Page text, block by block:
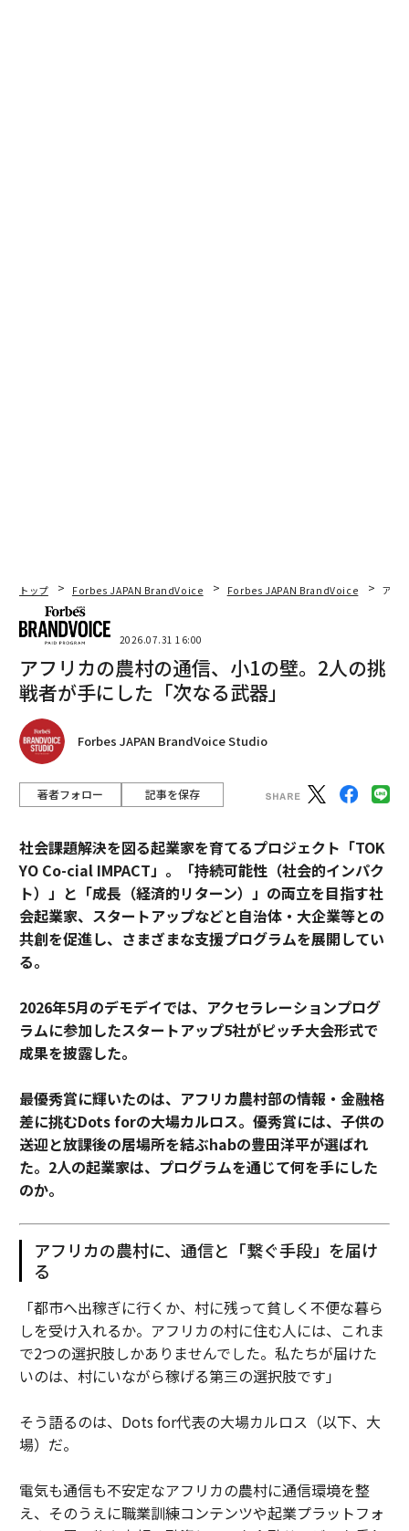
トップ Forbes JAPAN BrandVoice Forbes JAPAN BrandVoice アフ
2026.07.31 16:00
アフリカの農村の通信、小1の壁。2人の挑
戦者が手にした「次なる武器」
Forbes JAPAN BrandVoice Studio
著者フォロー 記事を保存
社会課題解決を図る起業家を育てるプロジェクト「TOK
YO Co-cial IMPACT」。
「持続可能性（社会的インパク
ト）」と「成長（経済的リターン）」の両立を目指す社
会起業家、スタートアップなどと自治体・大企業等との
共創を促進し、さまざまな支援プログラムを展開してい
る。
2026年5月のデモデイでは、アクセラレーションプログ
ラムに参加したスタートアップ5社がピッチ大会形式で
成果を披露した。
最優秀賞に輝いたのは、アフリカ農村部の情報・金融格
差に挑むDots forの大場カルロス。優秀賞には、子供の
送迎と放課後の居場所を結ぶhabの豊田洋平が選ばれ
た。2人の起業家は、プログラムを通じて何を手にした
のか。
アフリカの農村に、通信と「繋ぐ手段」を届け
る
「都市へ出稼ぎに行くか、村に残って貧しく不便な暮ら
しを受け入れるか。アフリカの村に住む人には、これま
で2つの選択肢しかありませんでした。私たちが届けた
いのは、村にいながら稼げる第三の選択肢です」
そう語るのは、Dots for代表の大場カルロス（以下、大
場）だ。
電気も通信も不安定なアフリカの農村に通信環境を整
え、そのうえに職業訓練コンテンツや起業プラットフォ